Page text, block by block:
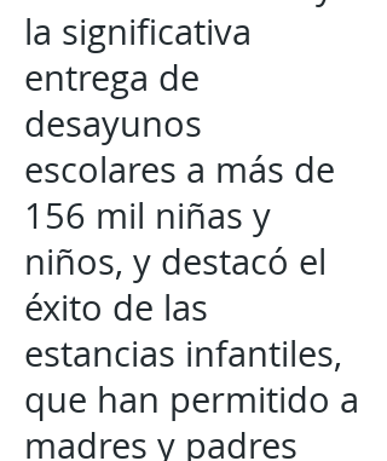
la significativa
entrega de
desayunos
escolares a más de
156 mil niñas y
niños, y destacó el
éxito de las
estancias infantiles,
que han permitido a
madres y padres